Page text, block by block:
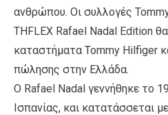
ανθρώπου. Οι συλλογές
THFLEX Rafael Nadal Edition
καταστήματα Tommy Hilfiger
πώλησης στην Ελλάδα.
Ο Rafael Nadal γεννήθηκε το
Ισπανίας, και κατατάσσεται